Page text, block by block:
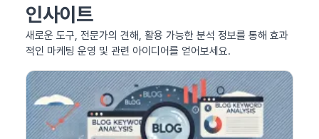
인사이트
새로운 도구, 전문가의 견해, 활용 가능한 분석 정보를 통해 효과
적인 마케팅 운영 및 관련 아이디어를 얻어보세요.